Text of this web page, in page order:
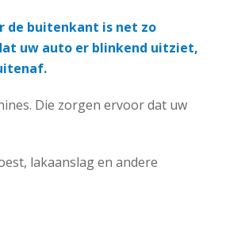
de buitenkant is net zo
uw auto er blinkend uitziet,
Die zorgen ervoor dat uw
lakaanslag en andere